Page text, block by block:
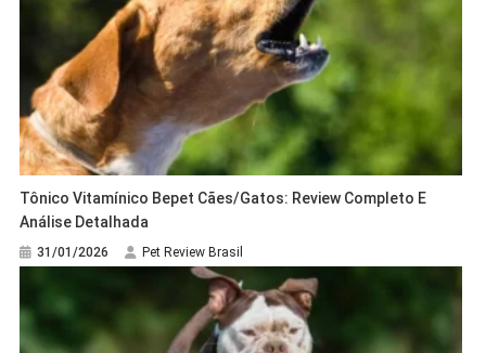
Tônico Vitamínico Bepet Cães/Gatos: Review Completo E
Análise Detalhada
31/01/2026 Pet Review Brasil